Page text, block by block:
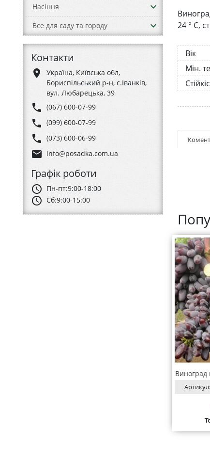
Насіння keyboard_arrow_down
Все для саду та городу keyboard_arrow_down
Контакти
place
Україна, Київська обл,
Бориспільський р-н, с.Іванків,
вул. Любарецька, 39
phone (067) 600-07-99
phone (099) 600-07-99
phone (073) 600-06-99
email info@posadka.com.ua
Графік роботи
schedule Пн-пт:9:00-18:00
schedule Сб:9:00-15:00
24 ° C,
Вік
Мін.
Артикул: